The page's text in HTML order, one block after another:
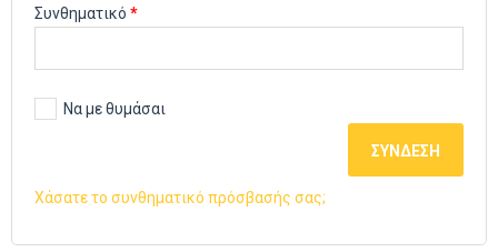
Συνθηματικό *Απαιτείται
Να με θυμάσαι
ΣΎΝΔΕΣΗ
Χάσατε το συνθηματικό πρόσβασής σας;